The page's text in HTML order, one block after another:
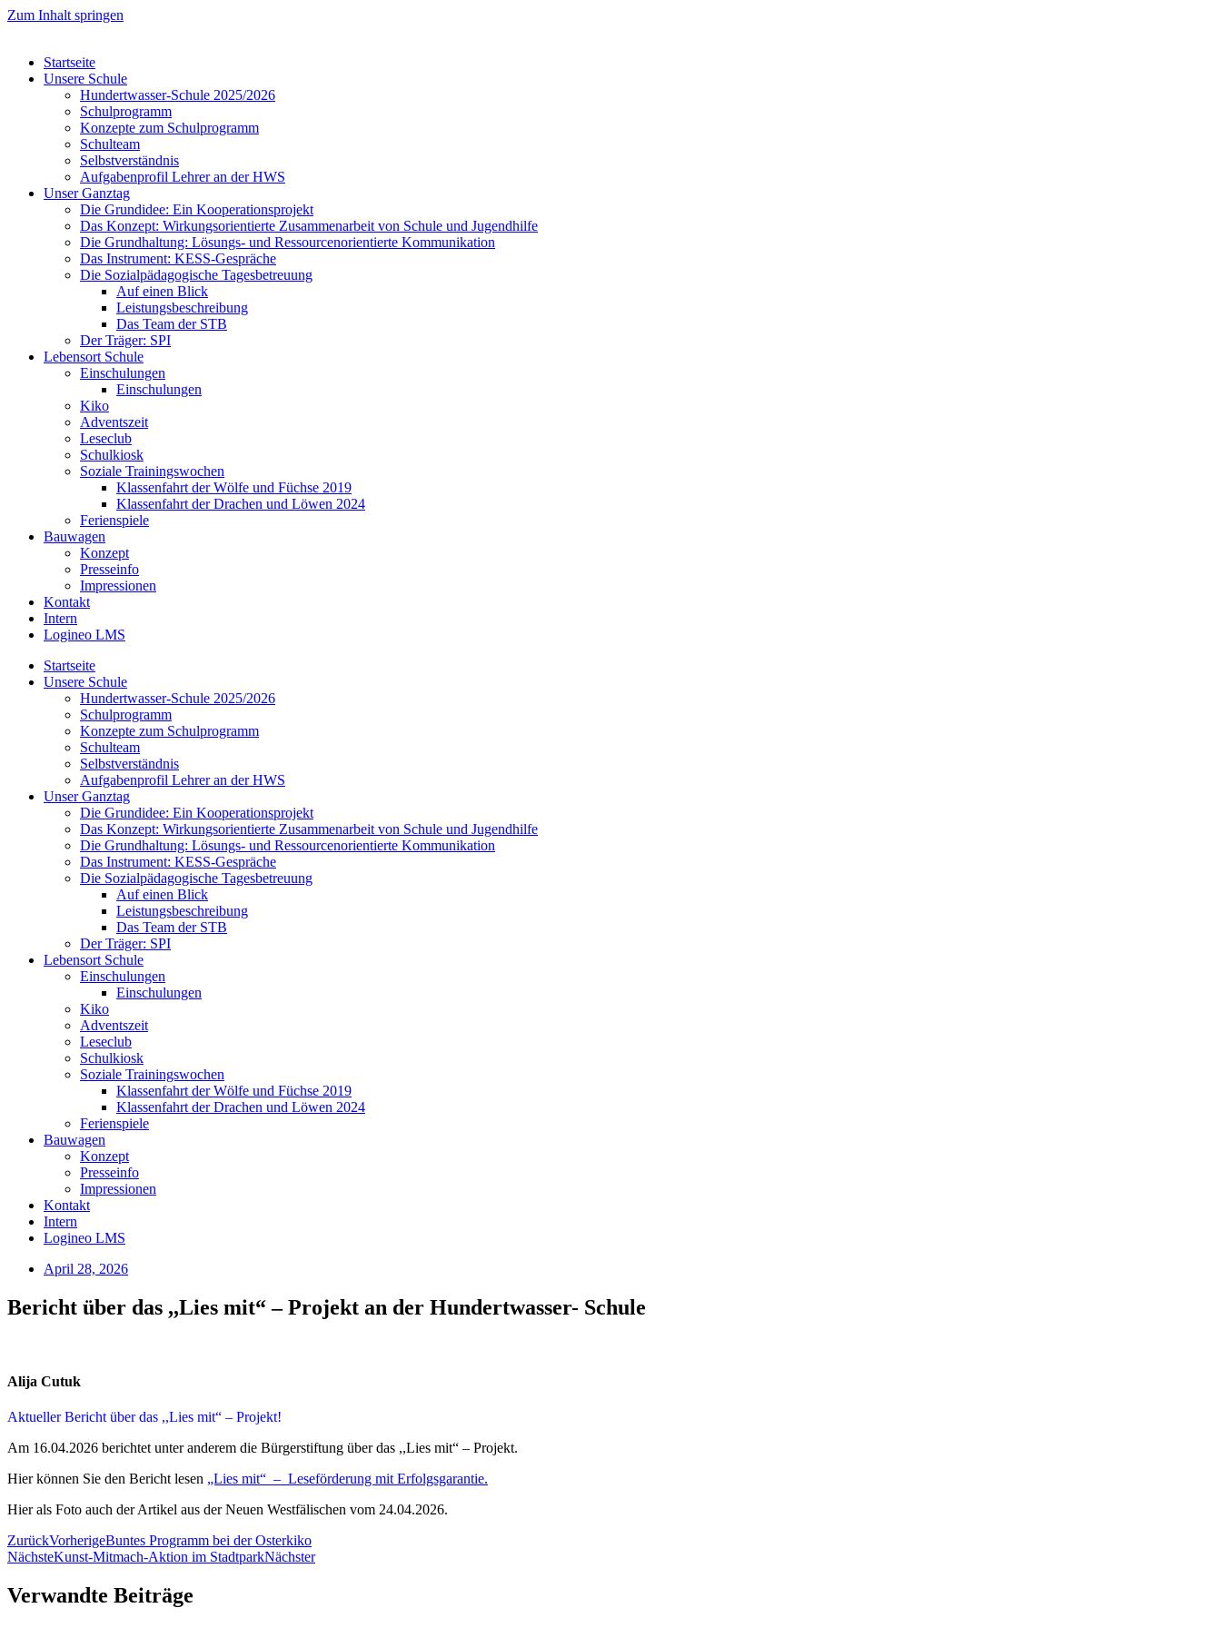
Zum Inhalt springen
Startseite
Unsere Schule
Hundertwasser-Schule 2025/2026
Schulprogramm
Konzepte zum Schulprogramm
Schulteam
Selbst­ver­ständ­nis
Aufgabenprofil Lehrer an der HWS
Unser Ganztag
Die Grundidee: Ein Kooperationsprojekt
Das Konzept: Wirkungsorientierte Zusammenarbeit von Schule und Jugendhilfe
Die Grundhaltung: Lösungs- und Ressourcenorientierte Kommunikation
Das Instrument: KESS-Gespräche
Die Sozialpädagogische Tagesbetreuung
Auf einen Blick
Leistungsbeschreibung
Das Team der STB
Der Träger: SPI
Lebensort Schule
Einschulungen
Einschulungen
Kiko
Adventszeit
Leseclub
Schulkiosk
Soziale Trainingswochen
Klassenfahrt der Wölfe und Füchse 2019
Klassenfahrt der Drachen und Löwen 2024
Ferienspiele
Bauwagen
Konzept
Presseinfo
Impressionen
Kontakt
Intern
Logineo LMS
Startseite
Unsere Schule
Hundertwasser-Schule 2025/2026
Schulprogramm
Konzepte zum Schulprogramm
Schulteam
Selbst­ver­ständ­nis
Aufgabenprofil Lehrer an der HWS
Unser Ganztag
Die Grundidee: Ein Kooperationsprojekt
Das Konzept: Wirkungsorientierte Zusammenarbeit von Schule und Jugendhilfe
Die Grundhaltung: Lösungs- und Ressourcenorientierte Kommunikation
Das Instrument: KESS-Gespräche
Die Sozialpädagogische Tagesbetreuung
Auf einen Blick
Leistungsbeschreibung
Das Team der STB
Der Träger: SPI
Lebensort Schule
Einschulungen
Einschulungen
Kiko
Adventszeit
Leseclub
Schulkiosk
Soziale Trainingswochen
Klassenfahrt der Wölfe und Füchse 2019
Klassenfahrt der Drachen und Löwen 2024
Ferienspiele
Bauwagen
Konzept
Presseinfo
Impressionen
Kontakt
Intern
Logineo LMS
April 28, 2026
Bericht über das ,,Lies mit“ – Projekt an der Hundertwasser- Schule
Alija Cutuk
Aktueller Bericht über das ,,Lies mit“ – Projekt!
Am 16.04.2026 berichtet unter anderem die Bürgerstiftung über das ,,Lies mit“ – Projekt.
Hier können Sie den Bericht lesen „Lies mit“ – Leseförderung mit Erfolgsgarantie.
Hier als Foto auch der Artikel aus der Neuen Westfälischen vom 24.04.2026.
ZurückVorherigeBuntes Programm bei der Osterkiko
NächsteKunst-Mitmach-Aktion im StadtparkNächster
Verwandte Beiträge